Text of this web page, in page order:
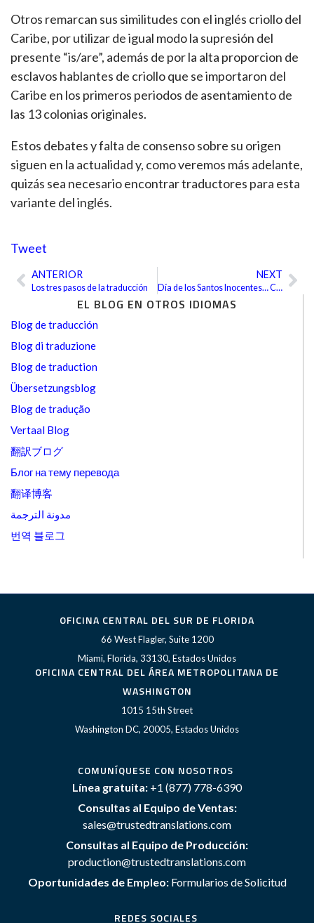
EL BLOG EN OTROS IDIOMAS
Blog de traducción
Blog di traduzione
Blog de traduction
Übersetzungsblog
Blog de tradução
Vertaal Blog
翻訳ブログ
Блог на тему перевода
翻译博客
مدونة الترجمة
번역 블로그
Otros remarcan sus similitudes con el inglés criollo del
Caribe, por utilizar de igual modo la supresión del
presente “is/are”, además de por la alta proporcion de
esclavos hablantes de criollo que se importaron del
Caribe en los primeros periodos de asentamiento de
las 13 colonias originales.
Estos debates y falta de consenso sobre su origen
siguen en la actualidad y, como veremos más adelante,
quizás sea necesario encontrar traductores para esta
variante del inglés.
Tweet
AntANTERIOR
Los tres pasos de la traducción
NEXT
Día de los Santos Inocentes… Cómo se traduciría en otras culturas
OFICINA CENTRAL DEL SUR DE FLORIDA
66 West Flagler, Suite 1200
Miami, Florida, 33130, Estados Unidos
OFICINA CENTRAL DEL ÁREA METROPOLITANA DE
WASHINGTON
1015 15th Street
Washington DC, 20005, Estados Unidos
COMUNÍQUESE CON NOSOTROS
Línea gratuita: +1 (877) 778-6390
Consultas al Equipo de Ventas:
sales@trustedtranslations.com
Consultas al Equipo de Producción:
production@trustedtranslations.com
Oportunidades de Empleo: Formularios de Solicitud
REDES SOCIALES